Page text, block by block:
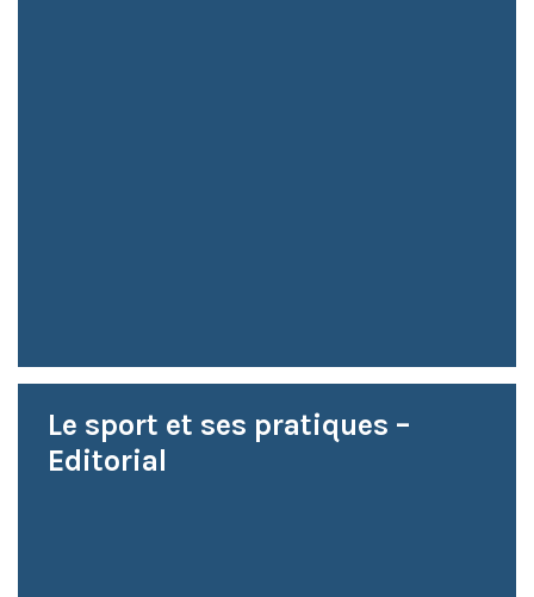
Le sport et ses pratiques –
Editorial